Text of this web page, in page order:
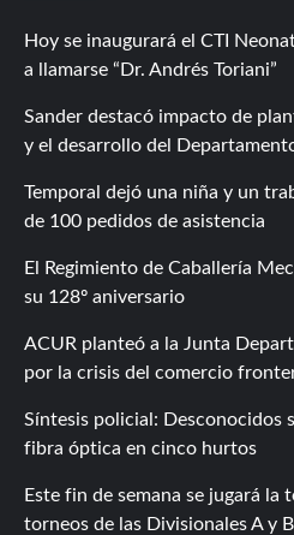
Hoy se inaugurará el CTI
a llamarse “Dr. Andrés Toriani”
Sander destacó impacto de
y el desarrollo del
Temporal dejó una niña y un
de 100 pedidos de asistencia
El Regimiento de Caballería
su 128º aniversario
ACUR planteó a la Junta
por la crisis del comercio
Síntesis policial: Desconocidos
fibra óptica en cinco hurtos
Este fin de semana se jugará la
torneos de las Divisionales A y B